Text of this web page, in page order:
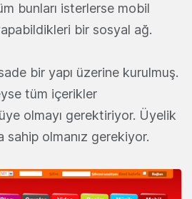
bunları isterlerse mobil
bir sosyal ağ.
bir yapı üzerine kurulmuş.
tüm içerikler
olmayı gerektiriyor. Üyelik
sahip olmanız gerekiyor.